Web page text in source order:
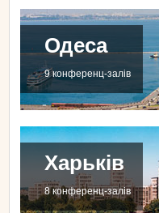
Одеса
9 конференц-залів
Харьків
8 конференц-залів